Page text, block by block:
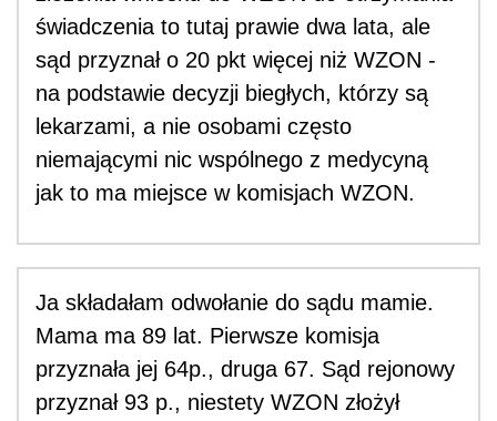
świadczenia to tutaj prawie dwa lata, ale
sąd przyznał o 20 pkt więcej niż WZON -
na podstawie decyzji biegłych, którzy są
lekarzami, a nie osobami często
niemającymi nic wspólnego z medycyną
jak to ma miejsce w komisjach WZON.
Ja składałam odwołanie do sądu mamie.
Mama ma 89 lat. Pierwsze komisja
przyznała jej 64p., druga 67. Sąd rejonowy
przyznał 93 p., niestety WZON złożył